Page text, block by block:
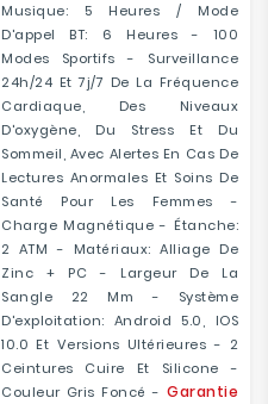
Musique: 5 Heures / Mode
D'appel BT: 6 Heures - 100
Modes Sportifs - Surveillance
24h/24 Et 7j/7 De La Fréquence
Cardiaque, Des Niveaux
D'oxygène, Du Stress Et Du
Sommeil, Avec Alertes En Cas De
Lectures Anormales Et Soins De
Santé Pour Les Femmes -
Charge Magnétique - Étanche:
2 ATM - Matériaux: Alliage De
Zinc + PC - Largeur De La
Sangle 22 Mm - Système
D'exploitation: Android 5.0, IOS
10.0 Et Versions Ultérieures - 2
Ceintures Cuire Et Silicone -
Couleur Gris Foncé - Garantie